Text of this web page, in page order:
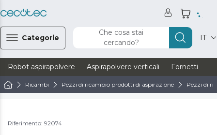
Categorie
Che cosa stai
cercando?
IT
Robot aspirapolvere Aspirapolvere verticali Fornetti
Ricambi Pezzi di ricambio prodotti di aspirazione Pezzi di
Riferimento: 92074